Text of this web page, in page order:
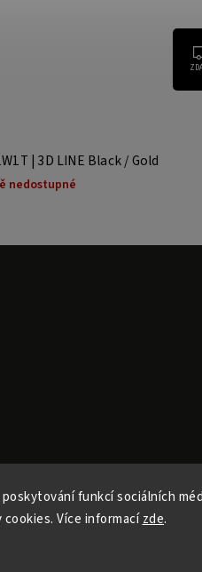
funkcí sociálních
Více informacízde.
| 3D LINE Black / Gold
nedostupné
Copyright 20261W1T. Všechna